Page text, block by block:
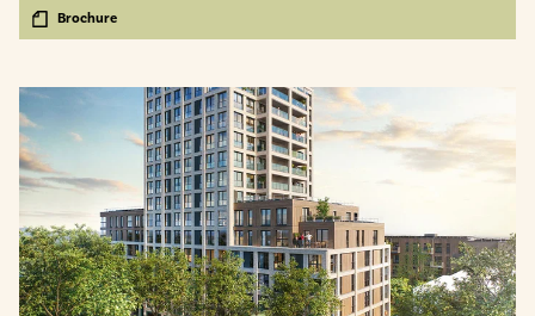
Brochure